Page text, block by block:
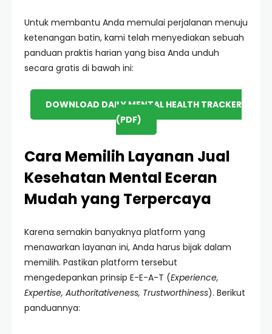
Untuk membantu Anda memulai perjalanan menuju
ketenangan batin, kami telah menyediakan sebuah
panduan praktis harian yang bisa Anda unduh
secara gratis di bawah ini:
DOWNLOAD DAILY MENTAL HEALTH TRACKER
(PDF)
Cara Memilih Layanan Jual
Kesehatan Mental Eceran
Mudah yang Terpercaya
Karena semakin banyaknya platform yang
menawarkan layanan ini, Anda harus bijak dalam
memilih. Pastikan platform tersebut
mengedepankan prinsip E-E-A-T (Experience,
Expertise, Authoritativeness, Trustworthiness). Berikut
panduannya: